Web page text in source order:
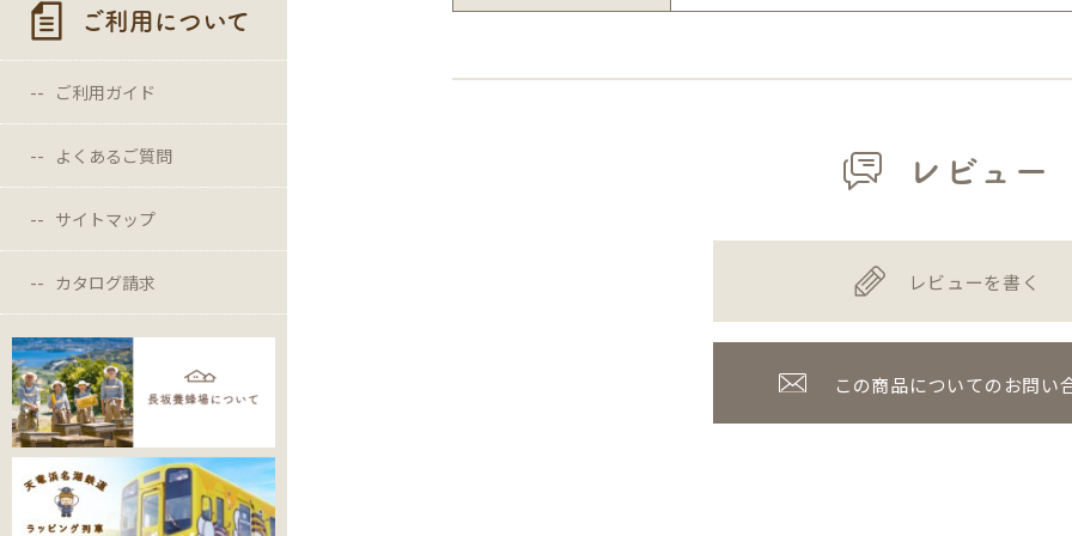
ご利用について
ご利用ガイド
よくあるご質問
サイトマップ
カタログ請求
レビュー
レビューを書く
この商品についてのお問い